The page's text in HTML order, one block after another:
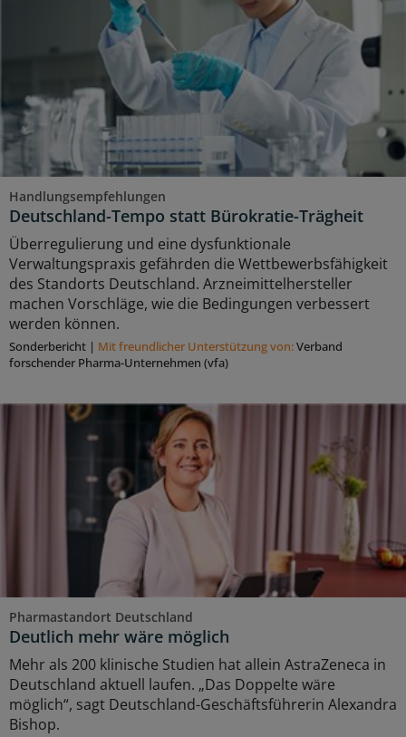
Handlungsempfehlungen
Deutschland-Tempo statt Bürokratie-Trägheit
Überregulierung und eine dysfunktionale
Verwaltungspraxis gefährden die Wettbewerbsfähigkeit
des Standorts Deutschland. Arzneimittelhersteller
machen Vorschläge, wie die Bedingungen verbessert
werden können.
Sonderbericht | Mit freundlicher Unterstützung von:Verband
forschender Pharma-Unternehmen (vfa)
Pharmastandort Deutschland
Deutlich mehr wäre möglich
Mehr als 200 klinische Studien hat allein AstraZeneca in
Deutschland aktuell laufen. „Das Doppelte wäre
möglich“, sagt Deutschland-Geschäftsführerin Alexandra
Bishop.